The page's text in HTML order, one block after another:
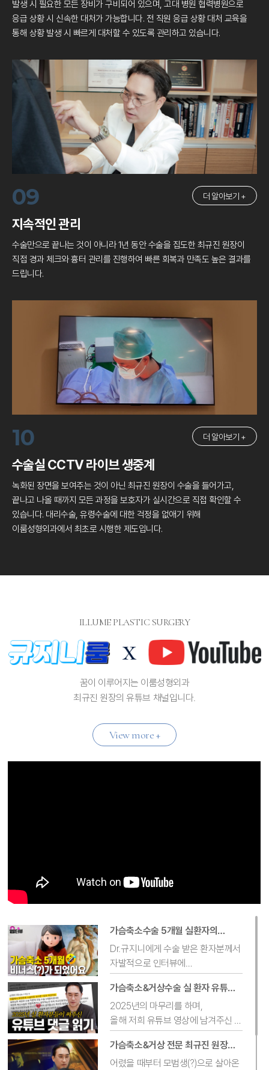
발생 시 필요한 모든 장비가 구비되어 있으며, 고대 병원 협력병원으로
응급 상황 시 신속한 대처가 가능합니다. 전 직원 응급 상황 대처 교육을
통해 상황 발생 시 빠르게 대처할 수 있도록 관리하고 있습니다.
09
지속적인 관리
수술만으로 끝나는 것이 아니라 1년 동안 수술을 집도한 최규진 원장이
직접 경과 체크와 흉터 관리를 진행하여 빠른 회복과 만족도 높은 결과를
드립니다.
더 알아보기 +
10
수술실 CCTV 라이브 생중계
녹화된 장면을 보여주는 것이 아닌 최규진 원장이 수술을 들어가고,
끝나고 나올 때까지 모든 과정을 보호자가 실시간으로 직접 확인할 수
있습니다. 대리수술, 유령수술에 대한 걱정을 없애기 위해
이룸성형외과에서 최초로 시행한 제도입니다.
더 알아보기 +
ILLUME PLASTIC SURGERY
꿈이 이루어지는 이룸성형외과
최규진 원장의 유튜브 채널입니다.
View more +
가슴축소수술 5개월 실환자의
Dr.규지니에게 수술 받은 환자분께서
자발적으로 인터뷰에
가슴축소수술을 받은 환자분의
유쾌하고 솔직한 이야기 재밌게
봐주세요😊
가슴축소&거상수술 실 환자 유튜브
2025년의 마무리를 하며,
올해 저희 유튜브 영상에 남겨주신
읽어보았습니다 :)
가슴축소&거상 전문 최규진 원장이
어렸을 때부터 모범생(?)으로 살아온